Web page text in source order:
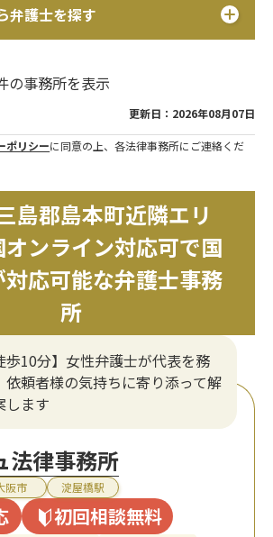
弁護士を探す
の事務所を表示
更新日：2026年08月07日
ポリシーに同意の上、各法律事務所にご連絡くだ
島郡島本町近隣エリ
ンライン対応可で国
応可能な弁護士事務
所
歩10分】女性弁護士が代表を務
依頼者様の気持ちに寄り添って解
します
法律事務所
阪市 淀屋橋駅
初回相談無料